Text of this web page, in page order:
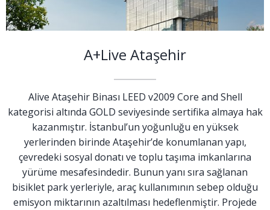
A+Live Ataşehir
Alive Ataşehir Binası LEED v2009 Core and Shell
kategorisi altında GOLD seviyesinde sertifika almaya hak
kazanmıştır. İstanbul’un yoğunluğu en yüksek
yerlerinden birinde Ataşehir’de konumlanan yapı,
çevredeki sosyal donatı ve toplu taşıma imkanlarına
yürüme mesafesindedir. Bunun yanı sıra sağlanan
bisiklet park yerleriyle, araç kullanımının sebep olduğu
emisyon miktarının azaltılması hedeflenmiştir. Projede